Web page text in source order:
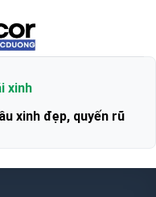
xinh
xinh đẹp, quyến rũ